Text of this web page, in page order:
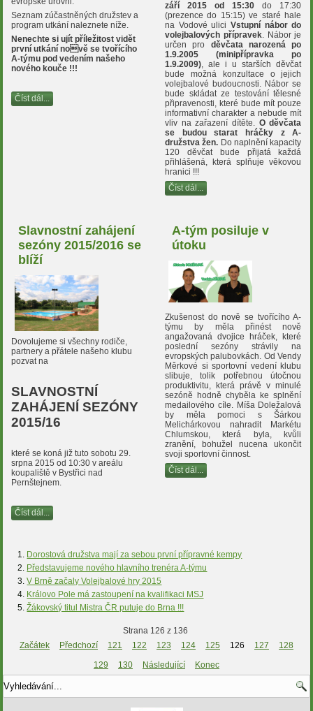
Seznam zúčastněných družstev a
program utkání naleznete níže.
Nenechte si ujít příležitost vidět
první utkánínově se tvořícího
A-týmupod vedením našeho
nového kouče !!!
Číst dál...
září 2015 od 15:30 do 17:30
(prezence do 15:15) ve staré hale
na Vodové uliciVstupní nábor do
volejbalových přípravek. Nábor je
určen pro děvčata narozená po
1.9.2005 (minipřípravka po
1.9.2009), ale i u starších děvčat
bude možná konzultace o jejich
volejbalové budoucnosti. Nábor se
bude skládat ze testování tělesné
připravenosti, které bude mít pouze
informativní charakter a nebude mít
vliv na zařazení dítěte. O děvčata
se budou starat hráčky z A-
družstva žen. Do naplnění kapacity
120 děvčat bude přijatá každá
přihlášená, která splňuje věkovou
hranici !!!
Číst dál...
Slavnostní zahájení
sezóny 2015/2016 se
blíží
Dovolujeme si všechny rodiče,
partnery a přátele našeho klubu
pozvat na
SLAVNOSTNÍ
ZAHÁJENÍ SEZÓNY
2015/16
které se koná již tuto sobotu 29.
srpna 2015 od 10:30 v areálu
koupaliště v Bystřici nad
Pernštejnem.
Číst dál...
A-tým posiluje v
útoku
Zkušenost do nově se tvořícího A-
týmu by měla přinést nově
angažovaná dvojice hráček, které
poslední sezóny strávily na
evropských palubovkách. Od Vendy
Měrkové si sportovní vedení klubu
slibuje, tolik potřebnou útočnou
produktivitu, která právě v minulé
sezóně hodně chyběla ke splnění
medailového cíle. Míša Doležalová
by měla pomoci s Šárkou
Melichárkovou nahradit Markétu
Chlumskou, která byla,kvůli
zranění, bohužel nucena ukončit
svoji sportovní činnost.
Číst dál...
Dorostová družstva mají za sebou první přípravné kempy
Představujeme nového hlavního trenéra A-týmu
V Brně začaly Volejbalové hry 2015
Královo Pole má zastoupení na kvalifikaci MSJ
Žákovský titul Mistra ČR putuje do Brna !!!
Strana 126 z 136
Začátek
Předchozí 121 122 123 124 125 126 127
128
129
130 Následující Konec